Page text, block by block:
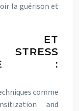
la guérison et
ET
:
comme
and